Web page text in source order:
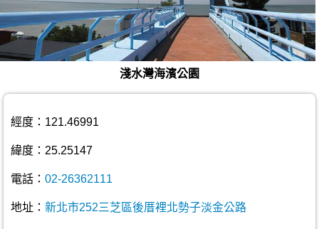
淺水灣海濱公園
經度：121.46991
緯度：25.25147
電話： 02-26362111
地址： 新北市252三芝區後厝裡北勢子淡金公路